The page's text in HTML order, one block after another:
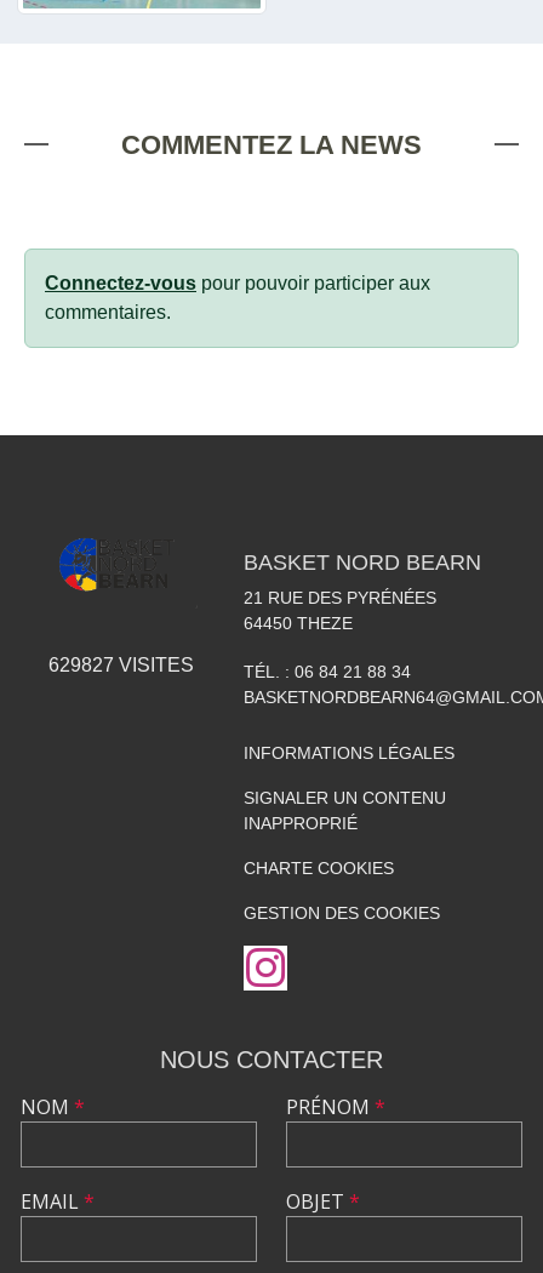
COMMENTEZ LA NEWS
Connectez-vous pour pouvoir participer aux
commentaires.
629827 VISITES
BASKET NORD BEARN
21 RUE DES PYRÉNÉES
64450 THEZE
TÉL. : 06 84 21 88 34
INFORMATIONS LÉGALES
SIGNALER UN CONTENU
INAPPROPRIÉ
CHARTE COOKIES
GESTION DES COOKIES
NOUS CONTACTER
NOM *
EMAIL*
PRÉNOM *
OBJET *